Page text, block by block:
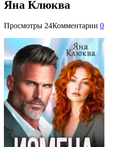
Яна Клюква
Просмотры 24Комментарии 0